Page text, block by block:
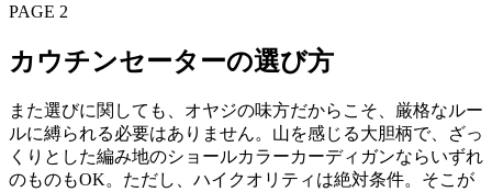
PAGE 2
カウチンセーターの選び方
また選びに関しても、オヤジの味方だからこそ、厳格なルー
ルに縛られる必要はありません。山を感じる大胆柄で、ざっ
くりとした編み地のショールカラーカーディガンならいずれ
のものもOK。ただし、ハイクオリティは絶対条件。そこが